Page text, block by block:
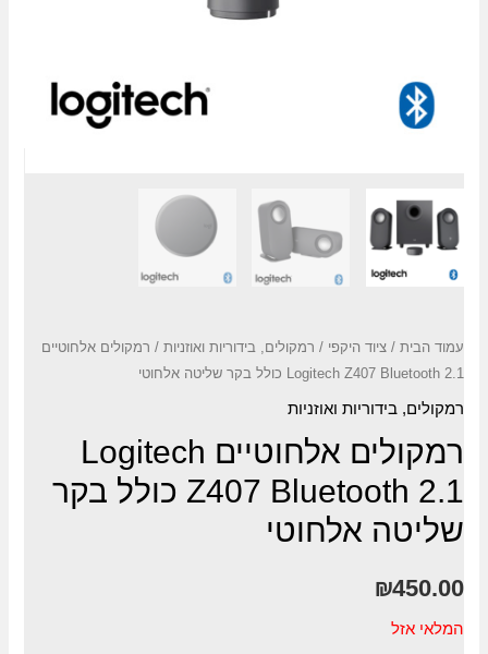
עמוד הבית /ציוד היקפי / רמקולים, בידוריות ואוזניות / רמקולים אלחוטיים
Logitech Z407 Bluetooth 2.1 כולל בקר שליטה אלחוטי
רמקולים, בידוריות ואוזניות
רמקולים אלחוטיים Logitech
Z407 Bluetooth 2.1 כולל בקר
שליטה אלחוטי
₪450.00
המלאי אזל